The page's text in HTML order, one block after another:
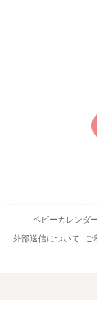
ベビーカレンダ
外部送信について
ご